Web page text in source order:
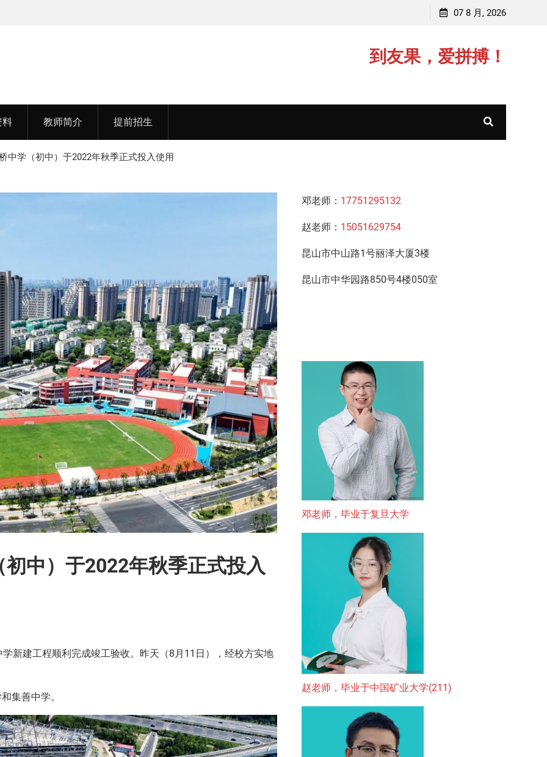
邓老师，毕业于复旦大学，主讲初中数学/高中物理
07 8 月, 2026
到友果，爱拼搏！
料 教师简介 提前招生
中学（初中）于2022年秋季正式投入使用
中）于2022年秋季正式投入
新建工程顺利完成竣工验收。昨天（8月11日），经校方实地
集善中学。
邓老师： 17751295132
赵老师： 15051629754
昆山市中山路1号丽泽大厦3楼
昆山市中华园路850号4楼050室
邓老师，毕业于复旦大学
赵老师，毕业于中国矿业大学(211)